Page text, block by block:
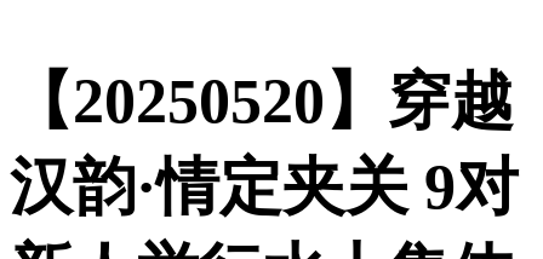
【20250520】穿越
汉韵·情定夹关 9对